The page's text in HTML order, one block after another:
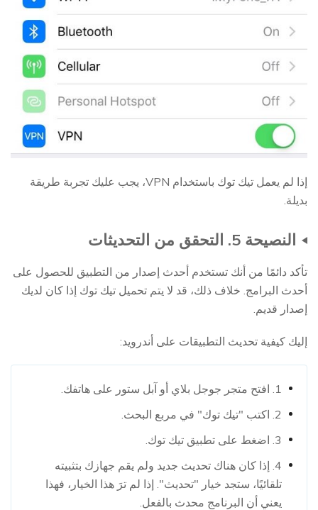
إذا لم يعمل تيك توك باستخدام VPN، يجب عليك تجربة طريقة
بديلة.
النصيحة 5. التحقق من التحديثات
تأكد دائمًا من أنك تستخدم أحدث إصدار من التطبيق للحصول على
أحدث البرامج. خلاف ذلك، قد لا يتم تحميل تيك توك إذا كان لديك
إصدار قديم.
إليك كيفية تحديث التطبيقات على أندرويد:
1. افتح متجر جوجل بلاي أو آبل ستور على هاتفك.
2. اكتب "تيك توك" في مربع البحث.
3. اضغط على تطبيق تيك توك.
4. إذا كان هناك تحديث جديد ولم يقم جهازك بتثبيته
تلقائيًا، ستجد خيار "تحديث". إذا لم ترَ هذا الخيار، فهذا
يعني أن البرنامج محدث بالفعل.